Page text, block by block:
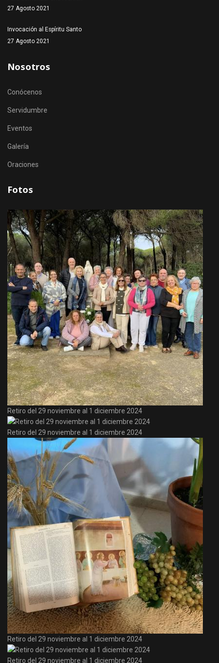
27 Agosto 2021
Invocación al Espíritu Santo
27 Agosto 2021
Nosotros
Conócenos
Servidumbre
Eventos
Galería
Oraciones
Fotos
Retiro del 29 noviembre al 1 diciembre 2024
Retiro del 29 noviembre al 1 diciembre 2024
Retiro del 29 noviembre al 1 diciembre 2024
Retiro del 29 noviembre al 1 diciembre 2024